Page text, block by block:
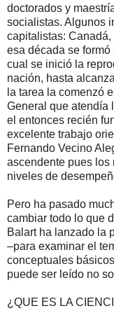
doctorados y
socialistas. Algunos
capitalistas:
esa década se
cual se inició la
nación, hasta
la tarea la comenzó
General que atendía
el entonces recién
excelente trabajo
Fernando Vecino
ascendente pues los
niveles de
Pero ha pasado
cambiar todo lo que
Balart ha lanzado la
–para examinar el
conceptuales
puede ser leído no
¿QUE ES LA